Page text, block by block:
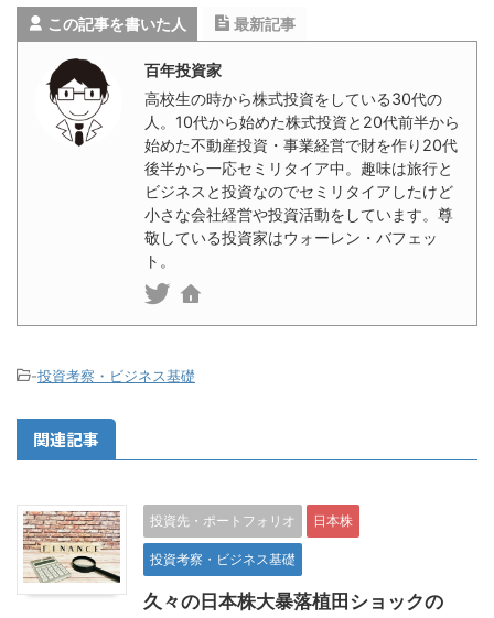
この記事を書いた人 最新記事
百年投資家
高校生の時から株式投資をしている30代の
人。10代から始めた株式投資と20代前半から
始めた不動産投資・事業経営で財を作り20代
後半から一応セミリタイア中。趣味は旅行と
ビジネスと投資なのでセミリタイアしたけど
小さな会社経営や投資活動をしています。尊
敬している投資家はウォーレン・バフェッ
ト。
-投資考察・ビジネス基礎
関連記事
投資先・ポートフォリオ 日本株
投資考察・ビジネス基礎
久々の日本株大暴落植田ショックの